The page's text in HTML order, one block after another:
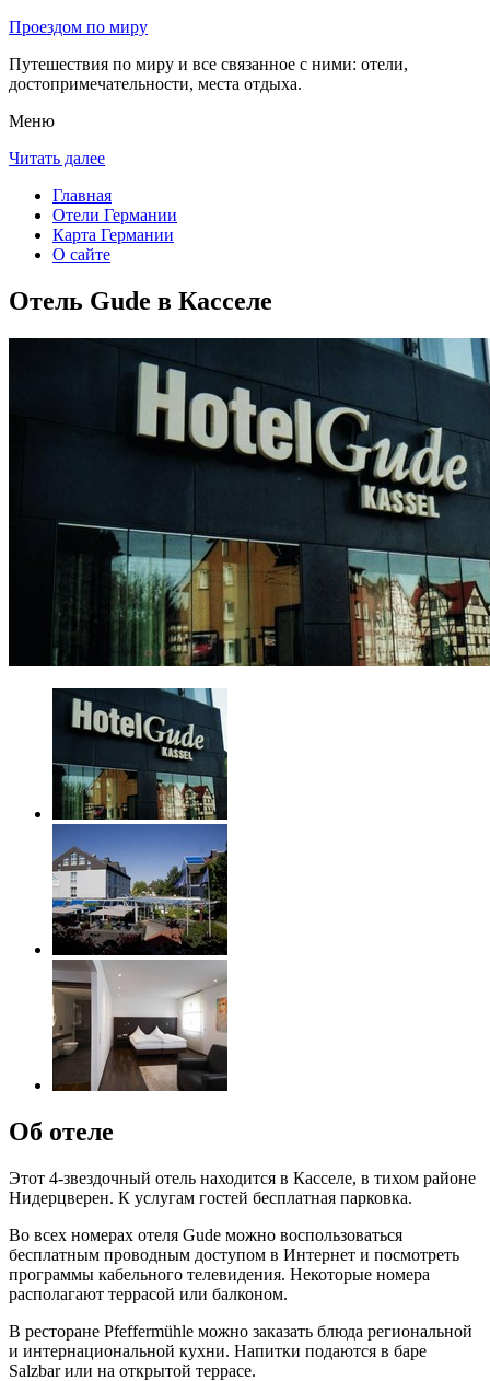
Проездом по миру
Путешествия по миру и все связанное с ними: отели,
достопримечательности, места отдыха.
Меню
Читать далее
Главная
Отели Германии
Карта Германии
О сайте
Отель Gude в Касселе
Об отеле
Этот 4-звездочный отель находится в Касселе, в тихом районе
Нидерцверен. К услугам гостей бесплатная парковка.
Во всех номерах отеля Gude можно воспользоваться
бесплатным проводным доступом в Интернет и посмотреть
программы кабельного телевидения. Некоторые номера
располагают террасой или балконом.
В ресторане Pfeffermühle можно заказать блюда региональной
и интернациональной кухни. Напитки подаются в баре
Salzbar или на открытой террасе.